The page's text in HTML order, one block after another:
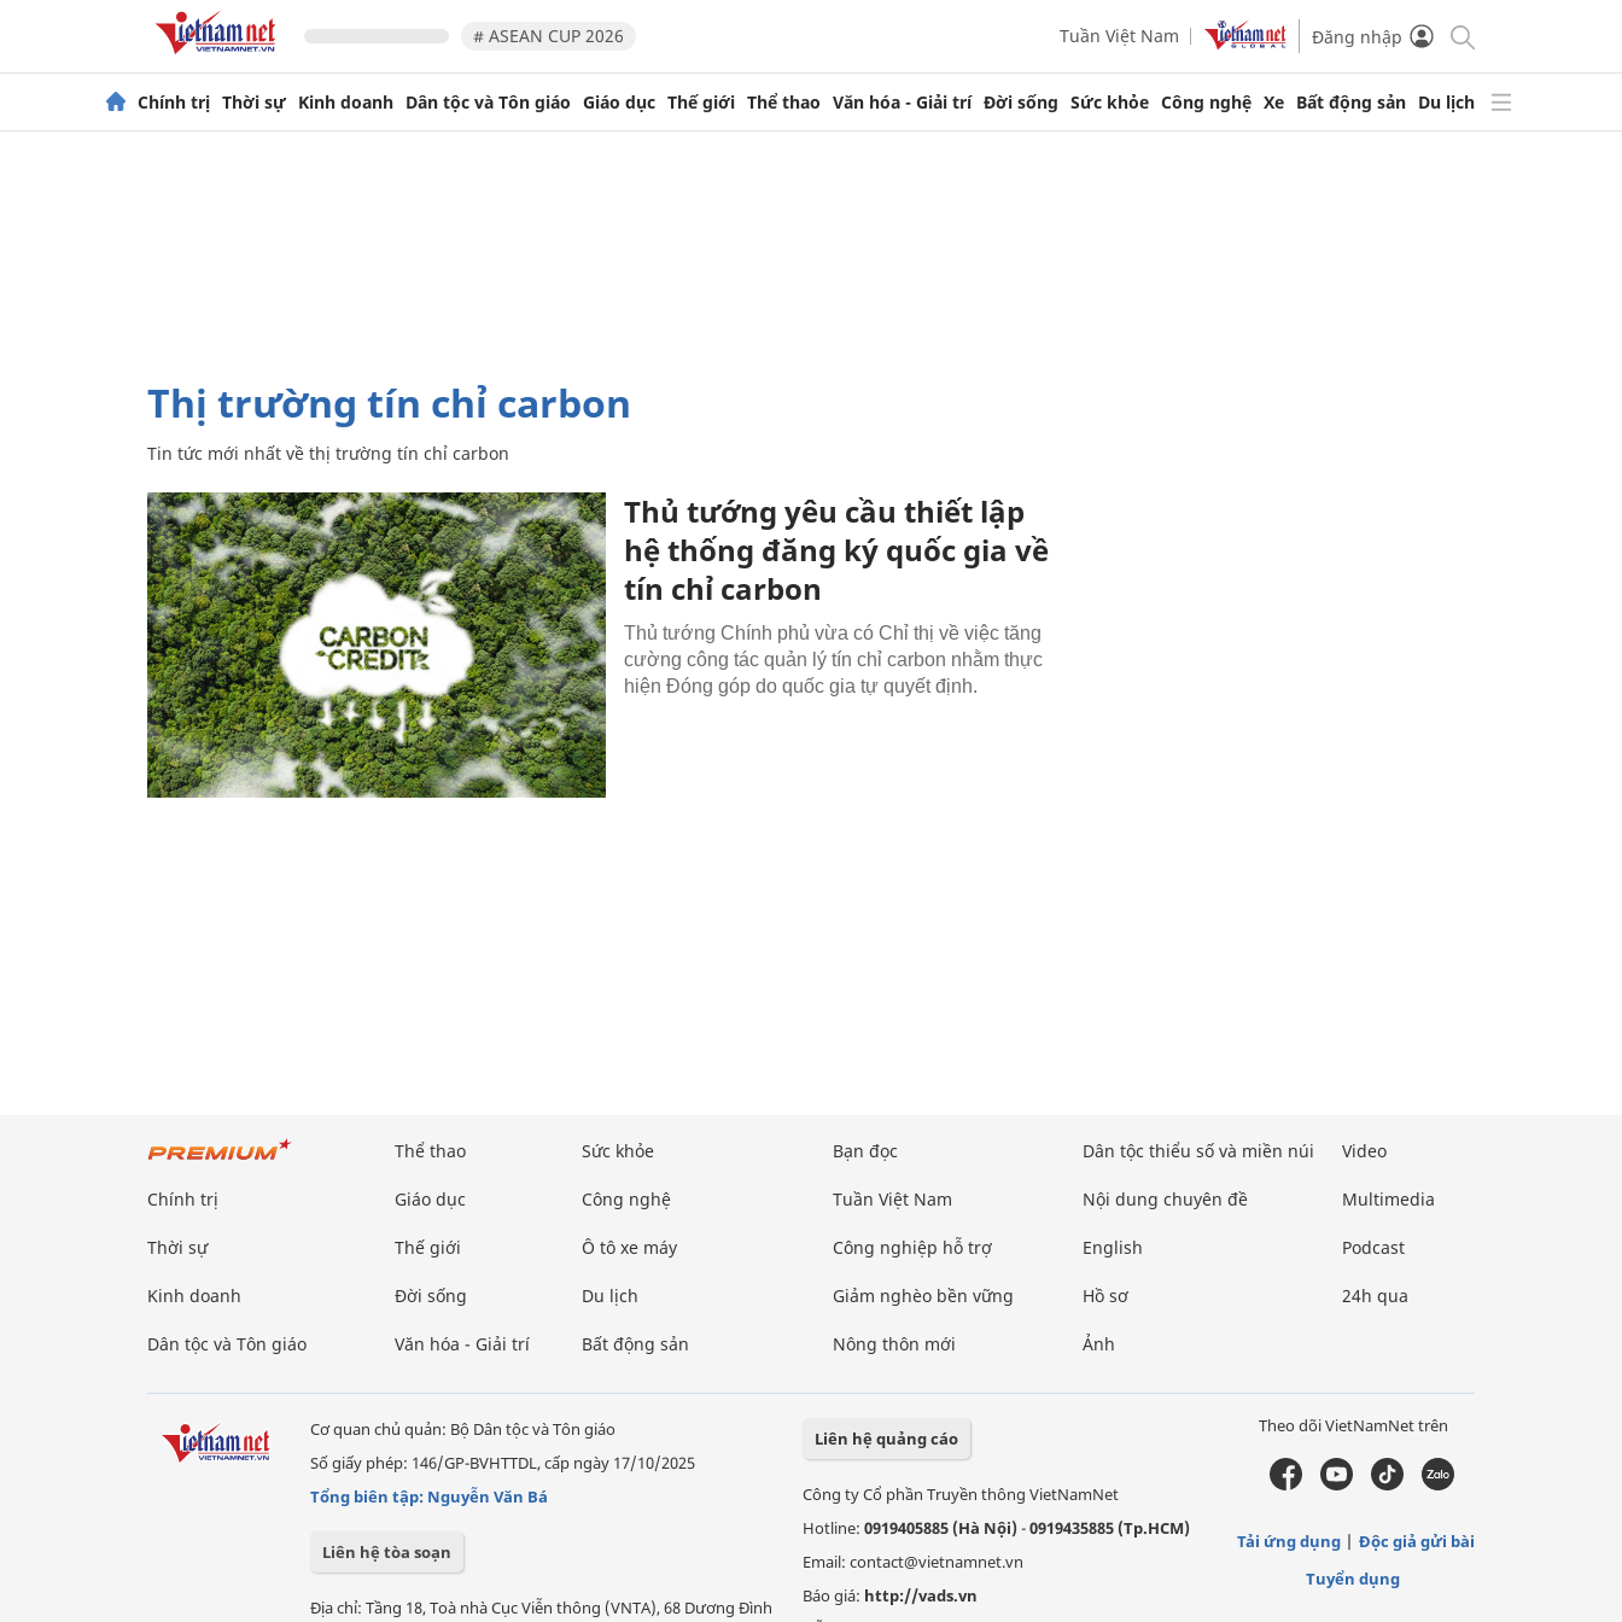
# ASEAN CUP 2026 Tuần Việt Nam Đăng nhập
Chính trị Thời sự Kinh doanh Dân tộc và Tôn giáo Giáo dục Thế giới Thể thao Văn hóa - Giải trí Đời sống Sức khỏe Công nghệ Xe Bất động sản Du lịch
thị trường tín chỉ carbon
Tin tức mới nhất về thị trường tín chỉ carbon
Thủ tướng yêu cầu thiết lập
hệ thống đăng ký quốc gia về
tín chỉ carbon
Thủ tướng Chính phủ vừa có Chỉ thị về việc tăng
cường công tác quản lý tín chỉ carbon nhằm thực
hiện Đóng góp do quốc gia tự quyết định.
Chính trị
Thời sự
Kinh doanh
Dân tộc và Tôn giáo
Thể thao
Giáo dục
Thế giới
Đời sống
Văn hóa - Giải trí
Sức khỏe
Công nghệ
Ô tô xe máy
Du lịch
Bất động sản
Bạn đọc
Tuần Việt Nam
Công nghiệp hỗ trợ
Giảm nghèo bền vững
Nông thôn mới
Dân tộc thiểu số và miền núi
Nội dung chuyên đề
English
Hồ sơ
Ảnh
Video
Multimedia
Podcast
24h qua
Cơ quan chủ quản: Bộ Dân tộc và Tôn giáo
Số giấy phép: 146/GP-BVHTTDL, cấp ngày 17/10/2025
Tổng biên tập: Nguyễn Văn Bá
Liên hệ tòa soạn
Địa chỉ: Tầng 18, Toà nhà Cục Viễn thông (VNTA), 68 Dương Đình
Liên hệ quảng cáo
Công ty Cổ phần Truyền thông VietNamNet
Hotline: 0919405885 (Hà Nội)-0919435885 (Tp.HCM)
Email: contact@vietnamnet.vn
Báo giá: http://vads.vn
Theo dõi VietNamNet trên
Tải ứng dụng
Độc giả gửi bài
Tuyển dụng